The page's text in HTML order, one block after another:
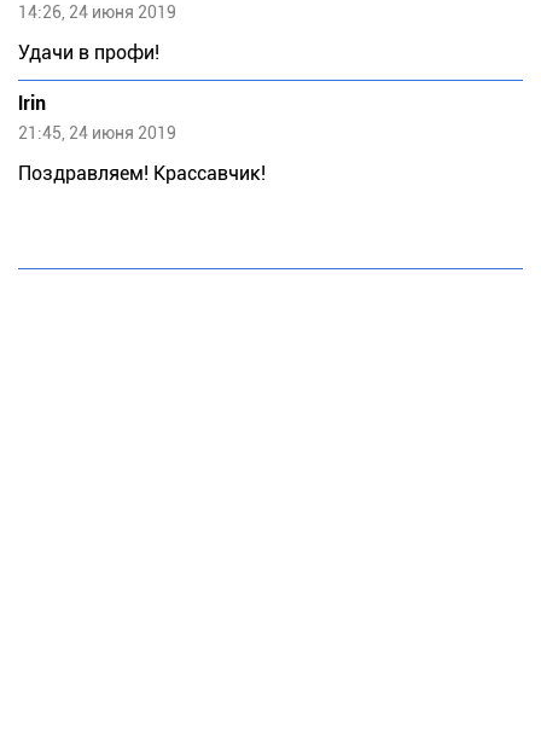
14:26, 24 июня 2019
Удачи в профи!
Irin
21:45, 24 июня 2019
Поздравляем! Крассавчик!